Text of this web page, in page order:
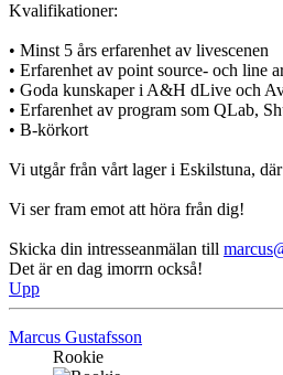
Kvalifikationer:
• Minst 5 års erfarenhet av livescenen
• Erfarenhet av point source- och line
• Goda kunskaper i A&H dLive och
• Erfarenhet av program som QLab,
• B-körkort
Vi utgår från vårt lager i Eskilstuna,
Vi ser fram emot att höra från dig!
Skicka din intresseanmälan till
Det är en dag imorrn också!
Upp
Marcus Gustafsson
Rookie